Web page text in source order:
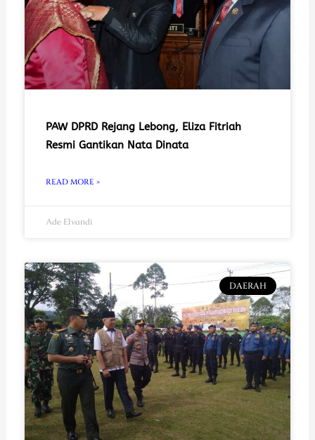
PAW DPRD Rejang Lebong, Eliza Fitriah
Resmi Gantikan Nata Dinata
READ MORE »
Ade Elvandi
DAERAH